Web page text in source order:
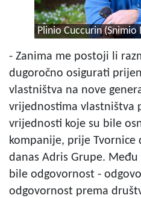
Plinio Cuccurin
- Zanima me postoji li
dugoročno osigurati
vlastništva na nove
vrijednostima vlastništva
vrijednosti koje su bile
kompanije, prije Tvornice
danas Adris Grupe.
bile odgovornost -
odgovornost prema